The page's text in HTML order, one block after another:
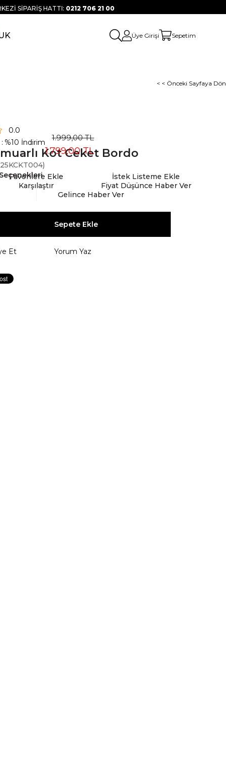
SİPARİŞ HATTI: 0212 706 21 00
Üye Girişi Sepetim
< < Önceki Sayfaya Dön
Kot Ceket Bordo
0.0
: %10 İndirim 1.999,00 TL
1.799,00 TL
Favorilere Ekle
İstek Listeme Ekle
Karşılaştır
Fiyat Düşünce Haber Ver
Gelince Haber Ver
Et Yorum Yaz